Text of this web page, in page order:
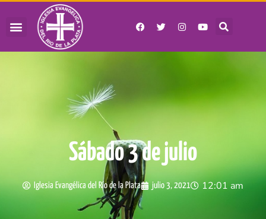
Sábado 3 de julio
Iglesia Evangélica del Río de la Plata julio 3, 2021 12:01 am